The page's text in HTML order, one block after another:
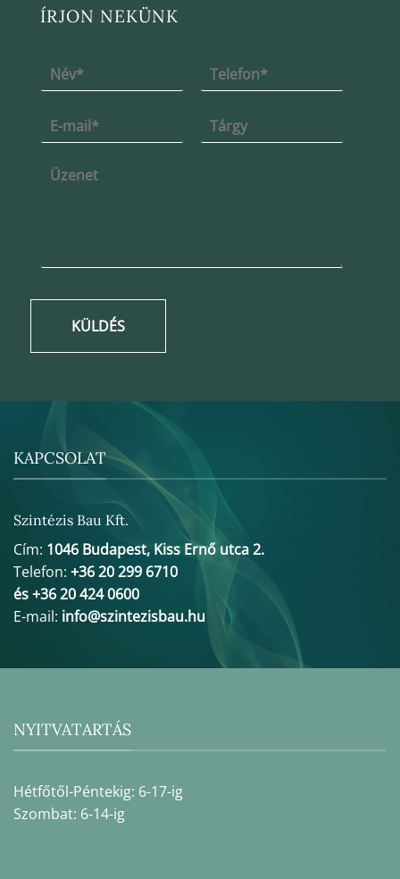
ÍRJON NEKÜNK
KÜLDÉS
KAPCSOLAT
Szintézis Bau Kft.
Cím: 1046 Budapest, Kiss Ernő utca 2.
Telefon: +36 20 299 6710
és +36 20 424 0600
E-mail: info@szintezisbau.hu
NYITVATARTÁS
Hétfőtől-Péntekig: 6-17-ig
Szombat: 6-14-ig